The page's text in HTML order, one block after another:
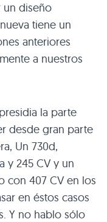
un diseño
tiene un
anteriores
a nuestros
la parte
desde gran parte
Un 730d,
y 245 CV y un
con 407 CV en los
en éstos casos
Y no hablo sólo